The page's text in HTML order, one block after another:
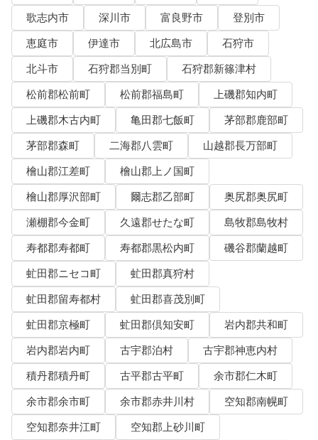
歌志内市
深川市 富良野市
登別市
恵庭市
伊達市 北広島市
石狩市
北斗市
石狩郡当別町
石狩郡新篠津村
松前郡松前町
松前郡福島町
上磯郡知内町
上磯郡木古内町
亀田郡七飯町
茅部郡鹿部町
茅部郡森町
二海郡八雲町
山越郡長万部町
檜山郡江差町
檜山郡上ノ国町
檜山郡厚沢部町
爾志郡乙部町
奥尻郡奥尻町
瀬棚郡今金町
久遠郡せたな町
島牧郡島牧村
寿都郡寿都町
寿都郡黒松内町
磯谷郡蘭越町
虻田郡ニセコ町
虻田郡真狩村
虻田郡留寿都村
虻田郡喜茂別町
虻田郡京極町
虻田郡倶知安町
岩内郡共和町
岩内郡岩内町
古宇郡泊村
古宇郡神恵内村
積丹郡積丹町
古平郡古平町
余市郡仁木町
余市郡余市町
余市郡赤井川村
空知郡南幌町
空知郡奈井江町
空知郡上砂川町